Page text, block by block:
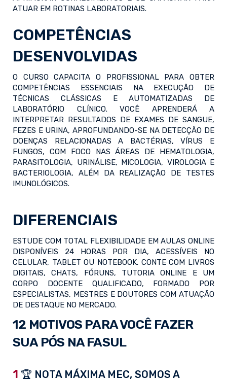
ATUAR EM ROTINAS LABORATORIAIS.
COMPETÊNCIAS
DESENVOLVIDAS
O CURSO CAPACITA O PROFISSIONAL PARA OBTER
COMPETÊNCIAS ESSENCIAIS NA EXECUÇÃO DE
TÉCNICAS CLÁSSICAS E AUTOMATIZADAS DE
LABORATÓRIO CLÍNICO. VOCÊ APRENDERÁ A
INTERPRETAR RESULTADOS DE EXAMES DE SANGUE,
FEZES E URINA, APROFUNDANDO-SE NA DETECÇÃO DE
DOENÇAS RELACIONADAS A BACTÉRIAS, VÍRUS E
FUNGOS, COM FOCO NAS ÁREAS DE HEMATOLOGIA,
PARASITOLOGIA, URINÁLISE, MICOLOGIA, VIROLOGIA E
BACTERIOLOGIA, ALÉM DA REALIZAÇÃO DE TESTES
IMUNOLÓGICOS.
DIFERENCIAIS
ESTUDE COM TOTAL FLEXIBILIDADE EM AULAS ONLINE
DISPONÍVEIS 24 HORAS POR DIA, ACESSÍVEIS NO
CELULAR, TABLET OU NOTEBOOK. CONTE COM LIVROS
DIGITAIS, CHATS, FÓRUNS, TUTORIA ONLINE E UM
CORPO DOCENTE QUALIFICADO, FORMADO POR
ESPECIALISTAS, MESTRES E DOUTORES COM ATUAÇÃO
DE DESTAQUE NO MERCADO.
12 MOTIVOS PARA VOCÊ FAZER
SUA PÓS NA FASUL
1 🏆 NOTA MÁXIMA MEC, SOMOS A